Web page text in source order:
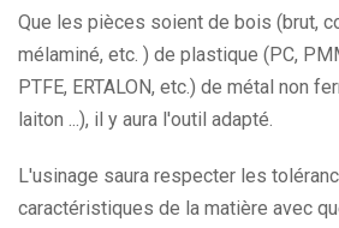
Que les pièces soient de bois (brut,
mélaminé, etc. ) de plastique (PC,
PTFE, ERTALON, etc.) de métal non
laiton ...), il y aura l'outil adapté.
L'usinage saura respecter les
caractéristiques de la matière avec